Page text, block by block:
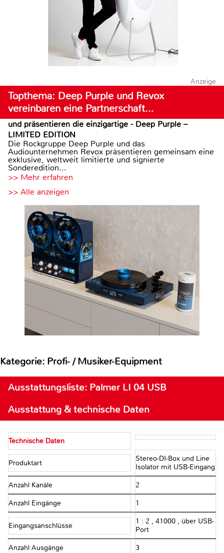
Anzeige
Topthema: Deep Purple und Revox
vereinbaren eine Partnerschaft…
und präsentieren die einzigartige - Deep Purple –
LIMITED EDITION
Die Rockgruppe Deep Purple und das
Audiounternehmen Revox präsentieren gemeinsam eine
exklusive, weltweit limitierte und signierte
Sonderedition...
>> Mehr erfahren
>> Alle anzeigen
Kategorie: Profi- / Musiker-Equipment
Ausstattungsliste: Palmer LI 04 USB
Ausstattung & technische Daten
Technische Daten
Produktart
Stereo-DI-Box und Line
Isolator mit USB-Eingang
Anzahl Kanäle 2
Anzahl Eingänge 1
Eingangsanschlüsse
1 : 2 , 41000 , über USB-
Port
Anzahl Ausgänge 3